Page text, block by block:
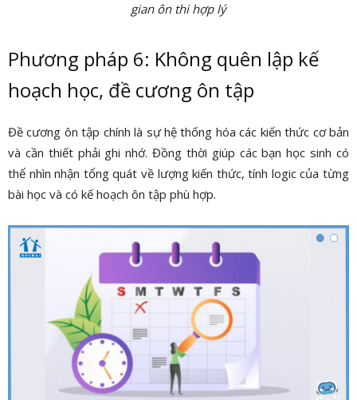
gian ôn thi hợp lý
Phương pháp 6: Không quên lập kế
hoạch học, đề cương ôn tập
Đề cương ôn tập chính là sự hệ thống hóa các kiến thức cơ bản
và cần thiết phải ghi nhớ. Đồng thời giúp các bạn học sinh có
thể nhìn nhận tổng quát về lượng kiến thức, tính logic của từng
bài học và có kế hoạch ôn tập phù hợp.